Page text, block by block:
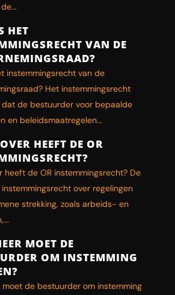
HET
VAN DE
instemmingsrecht van de
Het instemmingsrecht
dat de bestuurder voor bepaalde
en beleidsmaatregelen...
HEEFT DE OR
heeft de OR instemmingsrecht? De
over regelingen
strekking, zoals arbeids- en
MOET DE
OM INSTEMMING
moet de bestuurder om instemming